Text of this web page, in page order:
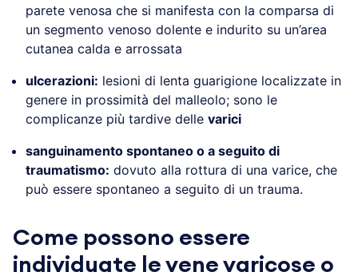
parete venosa che si manifesta con la comparsa di
un segmento venoso dolente e indurito su un’area
cutanea calda e arrossata
ulcerazioni: lesioni di lenta guarigione localizzate in
genere in prossimità del malleolo; sono le
complicanze più tardive delle varici
sanguinamento spontaneo o a seguito di
traumatismo: dovuto alla rottura di una varice, che
può essere spontaneo a seguito di un trauma.
Come possono essere
individuate le vene varicose o